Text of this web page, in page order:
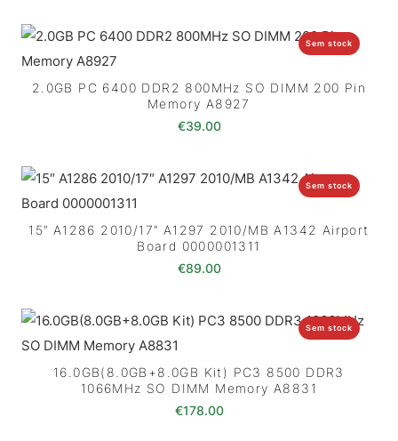
Sem stock
2.0GB PC 6400 DDR2 800MHz SO DIMM 200 Pin
Memory A8927
€39.00
Sem stock
15″ A1286 2010/17″ A1297 2010/MB A1342 Airport
Board 0000001311
€89.00
Sem stock
16.0GB(8.0GB+8.0GB Kit) PC3 8500 DDR3
1066MHz SO DIMM Memory A8831
€178.00